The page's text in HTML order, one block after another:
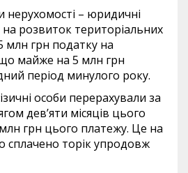
нерухомості – юридичні
розвиток територіальних
млн грн податку на
майже на 5 млн грн
період минулого року.
особи перерахували за
дев’яти місяців цього
грн цього платежу. Це на
сплачено торік упродовж